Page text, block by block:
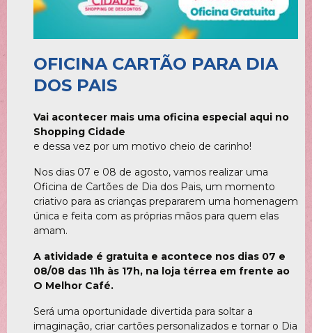
OFICINA CARTÃO PARA DIA
DOS PAIS
Vai acontecer mais uma oficina especial aqui no
Shopping Cidade
e dessa vez por um motivo cheio de carinho!
Nos dias 07 e 08 de agosto, vamos realizar uma
Oficina de Cartões de Dia dos Pais, um momento
criativo para as crianças prepararem uma homenagem
única e feita com as próprias mãos para quem elas
amam.
A atividade é gratuita e acontece nos dias 07 e
08/08 das 11h às 17h, na loja térrea em frente ao
O Melhor Café.
Será uma oportunidade divertida para soltar a
imaginação, criar cartões personalizados e tornar o Dia